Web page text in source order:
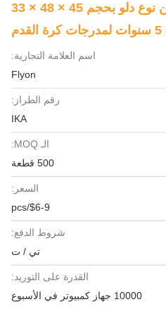
مقعد ملعب بلاستيك PP من نوع دلو بحجم 45 × 48 × 33
اسم العلامة التجارية:
Flyon
رقم الطراز:
IKA
الـ MOQ:
500 قطعة
السعر:
$6-9/pcs
شروط الدفع:
تي / ت
القدرة على التوريد:
10000 جهاز كمبيوتر في الأسبوع